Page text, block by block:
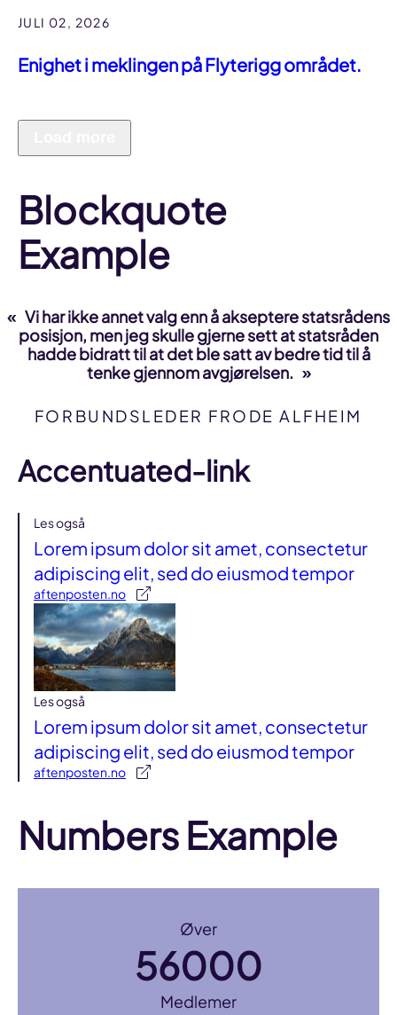
JULI 02, 2026
Enighet i meklingen på Flyterigg området.
Blockquote
Example
Vi har ikke annet valg enn å akseptere statsrådens
posisjon, men jeg skulle gjerne sett at statsråden
hadde bidratt til at det ble satt av bedre tid til å
tenke gjennom avgjørelsen.
FORBUNDSLEDER FRODE ALFHEIM
Accentuated-link
Les også
Lorem ipsum dolor sit amet, consectetur
adipiscing elit, sed do eiusmod tempor
aftenposten.no
Les også
Lorem ipsum dolor sit amet, consectetur
adipiscing elit, sed do eiusmod tempor
aftenposten.no
Numbers Example
Øver
56000
Medlemer